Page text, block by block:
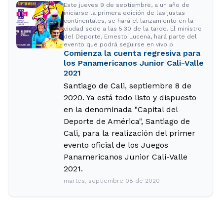
Este jueves 9 de septiembre, a un año de
iniciarse la primera edición de las justas
continentales, se hará el lanzamiento en la
ciudad sede a las 5:30 de la tarde. El ministro
del Deporte, Ernesto Lucena, hará parte del
evento que podrá seguirse en vivo p
Comienza la cuenta regresiva para
los Panamericanos Junior Cali-Valle
2021
Santiago de Cali, septiembre 8 de
2020. Ya está todo listo y dispuesto
en la denominada "Capital del
Deporte de América", Santiago de
Cali, para la realización del primer
evento oficial de los Juegos
Panamericanos Junior Cali-Valle
2021.
martes, septiembre 08 de 2020